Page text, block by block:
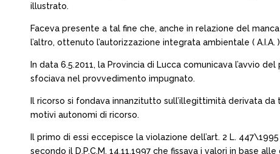
illustrato.
Faceva presente a tal fine che, anche in relazione del
l’altro, ottenuto l’autorizzazione integrata ambientale (
In data 6.5.2011, la Provincia di Lucca comunicava l’avvio
sfociava nel provvedimento impugnato.
Il ricorso si fondava innanzitutto sull’illegittimità derivata
motivi autonomi di ricorso.
Il primo di essi eccepisce la violazione dell’art. 2 L.
secondo il D.P.C.M. 14.11.1997 che fissava i valori in base